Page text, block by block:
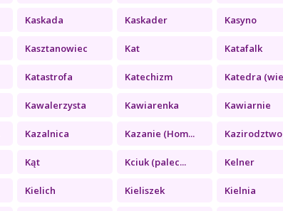
Kaskada Kaskader Kasyno
Kasztanowiec Kat Katafalk
Katastrofa Katechizm Katedra
Kawalerzysta Kawiarenka Kawiarnie
Kazalnica Kazanie (Hom... Kazirodztwo
Kąt Kciuk (palec... Kelner
Kielich Kieliszek Kielnia